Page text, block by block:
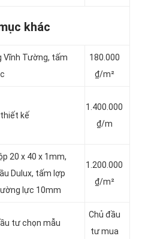
khác
Vĩnh Tường, tấm
180.000
₫/m²
kế
1.400.000
₫/m
20 x 40 x 1mm,
Dulux, tấm lợp
lực 10mm
1.200.000
₫/m²
tư chọn mẫu
Chủ đầu
tư mua